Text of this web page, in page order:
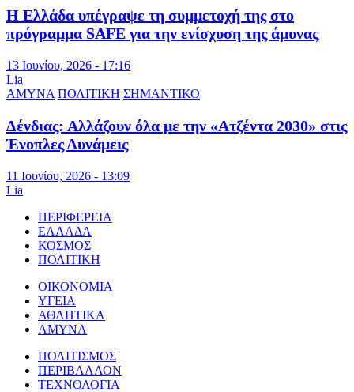
Η Ελλάδα υπέγραψε τη συμμετοχή της στο
πρόγραμμα SAFE για την ενίσχυση της άμυνας
13 Ιουνίου, 2026 - 17:16
Lia
ΑΜΥΝΑ ΠΟΛΙΤΙΚΗ ΣΗΜΑΝΤΙΚΟ
Δένδιας: Αλλάζουν όλα με την «Ατζέντα 2030» στις
Ένοπλες Δυνάμεις
11 Ιουνίου, 2026 - 13:09
Lia
ΠΕΡΙΦΕΡΕΙΑ
ΕΛΛΑΔΑ
ΚΟΣΜΟΣ
ΠΟΛΙΤΙΚΗ
ΟΙΚΟΝΟΜΙΑ
ΥΓΕΙΑ
ΑΘΛΗΤΙΚΑ
ΑΜΥΝΑ
ΠΟΛΙΤΙΣΜΟΣ
ΠΕΡΙΒΑΛΛΟΝ
ΤΕΧΝΟΛΟΓΙΑ